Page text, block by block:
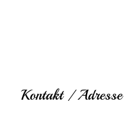
Kontakt / Adresse